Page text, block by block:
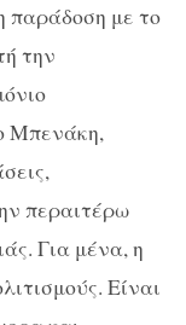
παράδοση με το
την
Μπενάκη,
περαιτέρω
Για μένα, η
Είναι